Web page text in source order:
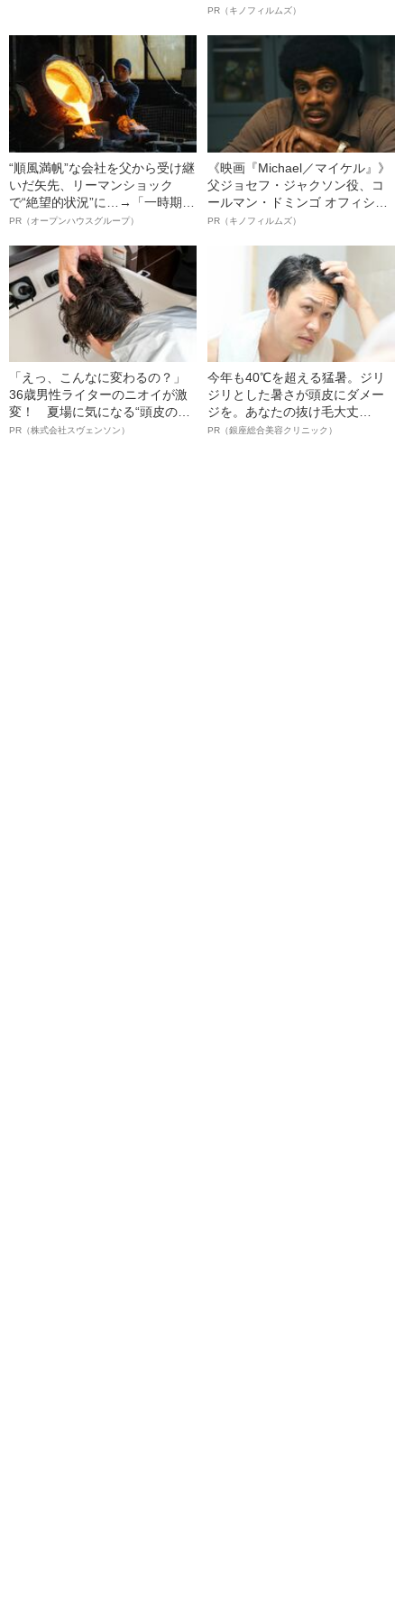
ボ》
PR（キノフィルムズ）
“順風満帆”な会社を父から受け継
いだ矢先、リーマンショック
で“絶望的状況”に…→「一時期は
納品3年待ち」のヒット商品を生
明かす、“逆転の戦術”
PR（オープンハウスグループ）
《映画『Michael／マイケル』》
父ジョセフ・ジャクソン役、コ
ールマン・ドミンゴ オフィシャ
ルインタビュー“観客を魅了した
語る”《日本興収70億円突破》
PR（キノフィルムズ）
「えっ、こんなに変わるの？」
36歳男性ライターのニオイが激
変！ 夏場に気になる“頭皮のニ
オイ”や“ベタつき”を解消す
PR（株式会社スヴェンソン）
今年も40℃を超える猛暑。ジリ
ジリとした暑さが頭皮にダメー
ジを。あなたの抜け毛大丈
夫！？
PR（銀座総合美容クリニック）